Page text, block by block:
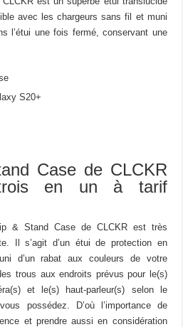
avec les chargeurs sans fil et muni
l’étui une fois fermé, conservant une
S20+
Case de CLCKR
en un à tarif
& Stand Case de CLCKR est très
Il s’agit d’un étui de protection en
d’un rabat aux couleurs de votre
trous aux endroits prévus pour le(s)
et le(s) haut-parleur(s) selon le
possédez. D’où l’importance de
et prendre aussi en considération